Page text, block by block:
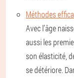
Méthodes
Avec l’âge
aussi les
son élasticité,
se détériore.